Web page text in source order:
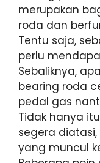
merupakan
roda dan
Tentu saja,
perlu
Sebaliknya,
bearing roda
pedal gas
Tidak hanya
segera
yang muncul